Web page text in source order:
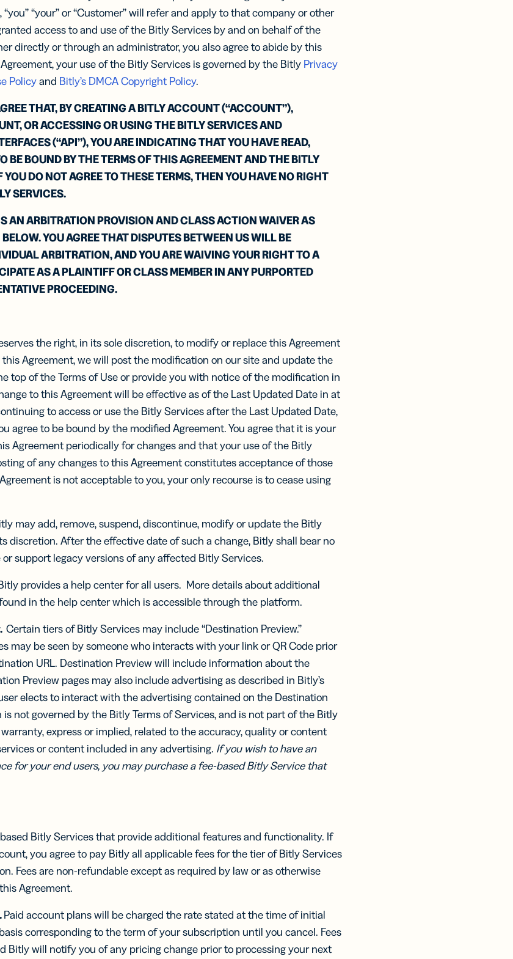
programación
y adaptadas
para móviles
Enlaces de
marca
Personaliza
enlaces con
la URL de tu
marca
Campañas
Rastrea
enlaces y
códigos QR
con
parámetros
UTM
Digital Link a
los códigos QR
diseñados
para el
empaquetado
de productos
integraciones
MÁS
INFORMACIÓN
API y
Centro de
confianza
Programación
Catálogo de
integraciones
semanales:
Información
más clara,
decisiones
POR EMPRESA
Pequeñas
empresas
Medianas
empresas
Grandes empresas
Publicidad
digital
Difusión de
contenido
Programación
Catálogo de
integraciones
funciona.
¿Eres una
de ellas?
descúbrelo
“your” or “Customer” will refer and apply to that company or other
access to and use of the Bitly Services by and on behalf of the
directly or through an administrator, you also agree to abide by this
your use of the Bitly Services is governed by the Bitly Privacy
Policyand Bitly’s DMCA Copyright Policy.
THAT, BY CREATING A BITLY ACCOUNT (“ACCOUNT”),
OR ACCESSING OR USING THE BITLY SERVICES AND
(“API”), YOU ARE INDICATING THAT YOU HAVE READ,
BE BOUND BY THE TERMS OF THIS AGREEMENT AND THE BITLY
DO NOT AGREE TO THESE TERMS, THEN YOU HAVE NO RIGHT
SERVICES.
AN ARBITRATION PROVISION AND CLASS ACTION WAIVER AS
YOU AGREE THAT DISPUTES BETWEEN US WILL BE
ARBITRATION, AND YOU ARE WAIVING YOUR RIGHT TO A
AS A PLAINTIFF OR CLASS MEMBER IN ANY PURPORTED
PROCEEDING.
the right, in its sole discretion, to modify or replace this Agreement
Agreement, we will post the modification on our site and update the
top of the Terms of Use or provide you with notice of the modification in
to this Agreement will be effective as of the Last Updated Date in at
to access or use the Bitly Services after the Last Updated Date,
agree to be bound by the modified Agreement. You agree that it is your
Agreement periodically for changes and that your use of the Bitly
of any changes to this Agreement constitutes acceptance of those
is not acceptable to you, your only recourse is to cease using
may add, remove, suspend, discontinue, modify or update the Bitly
discretion. After the effective date of such a change, Bitly shall bear no
support legacy versions of any affected Bitly Services.
provides a help center for all users. More details about additional
in the help center which is accessible through the platform.
Certain tiers of Bitly Services may include “Destination Preview.”
may be seen by someone who interacts with your link or QR Code prior
URL. Destination Preview will include information about the
Preview pages may also include advertising as described in Bitly’s
elects to interact with the advertising contained on the Destination
not governed by the Bitly Terms of Services, and is not part of the Bitly
express or implied, related to the accuracy, quality or content
or content included in any advertising. If you wish to have an
for your end users, you may purchase a fee-based Bitly Service that
Bitly Services that provide additional features and functionality. If
you agree to pay Bitly all applicable fees for the tier of Bitly Services
Fees are non-refundable except as required by law or as otherwise
Agreement.
Paid account plans will be charged the rate stated at the time of initial
corresponding to the term of your subscription until you cancel. Fees
Bitly will notify you of any pricing change prior to processing your next